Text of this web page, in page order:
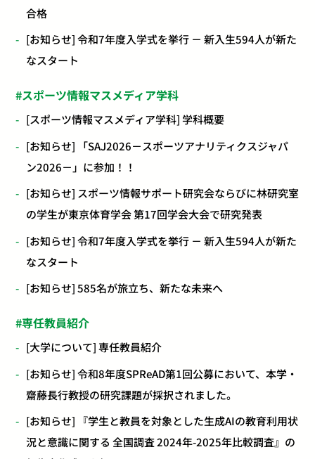
合格
[お知らせ] 令和7年度入学式を挙行 － 新入生594人が新た
なスタート
スポーツ情報マスメディア学科
[スポーツ情報マスメディア学科] 学科概要
[お知らせ] 「SAJ2026－スポーツアナリティクスジャパ
ン2026－」に参加！！
[お知らせ] スポーツ情報サポート研究会ならびに林研究室
の学生が東京体育学会 第17回学会大会で研究発表
[お知らせ] 令和7年度入学式を挙行 － 新入生594人が新た
なスタート
[お知らせ] 585名が旅立ち、新たな未来へ
専任教員紹介
[大学について] 専任教員紹介
[お知らせ] 令和8年度SPReAD第1回公募において、本学・
齋藤長行教授の研究課題が採択されました。
[お知らせ] 『学生と教員を対象とした生成AIの教育利用状
況と意識に関する 全国調査 2024年-2025年比較調査』の